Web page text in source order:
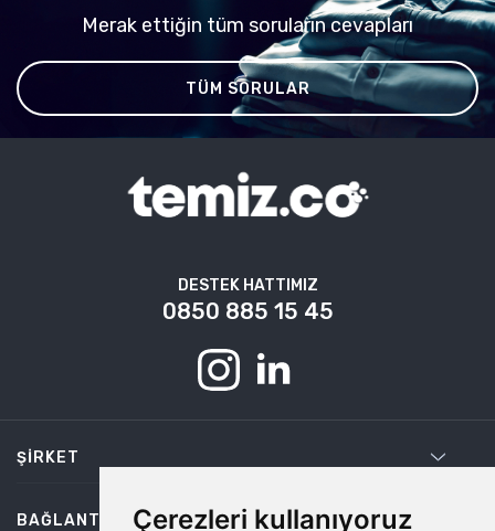
Çerezleri kullanıyoruz
Merak ettiğin tüm soruların cevapları
TÜM SORULAR
DESTEK HATTIMIZ
0850 885 15 45
ŞIRKET
BAĞLANTILAR